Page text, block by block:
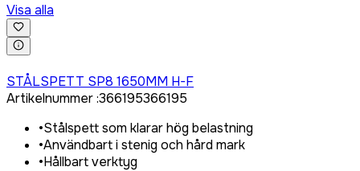
Visa alla
STÅLSPETT SP8 1650MM H-F
Artikelnummer:366195366195
•Stålspett som klarar hög belastning
•Användbart i stenig och hård mark
•Hållbart verktyg